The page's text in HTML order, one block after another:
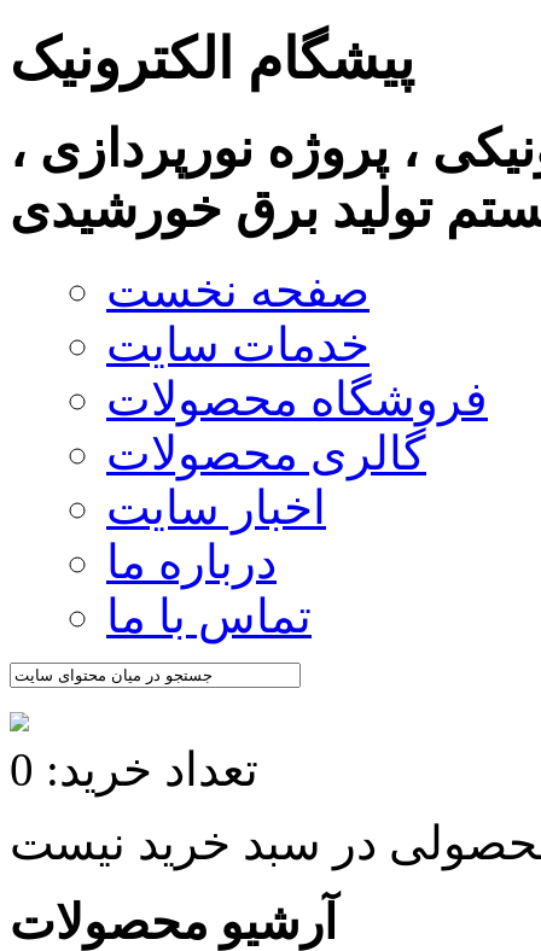
پیشگام الکترونیک
، پروژه نورپردازی ،
تولید برق خورشیدی
صفحه نخست
خدمات سایت
فروشگاه محصولات
گالری محصولات
اخبار سایت
درباره ما
تماس با ما
تعداد خرید: 0
آرشیو محصولات